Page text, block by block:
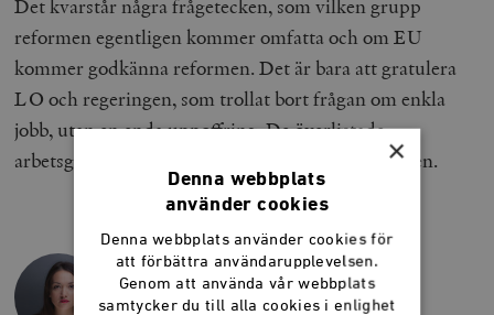
Det kvarstår några frågetecken, som vilken grupp
reformen egentligen kommer omfatta och om EU
kommer godkänna reformen. Det är bara att gratulera
LO och regeringen, som trollat bort frågan om enkla
jobb, utan en enda uppoffring. De överlistade
arbetsgivarsidan som har själv att känna sig snopen.
SIRI STEIJER
Programansvarig Arbetsmarknad
×
Denna webbplats
använder cookies
Denna webbplats använder cookies för
att förbättra användarupplevelsen.
Genom att använda vår webbplats
samtycker du till alla cookies i enlighet